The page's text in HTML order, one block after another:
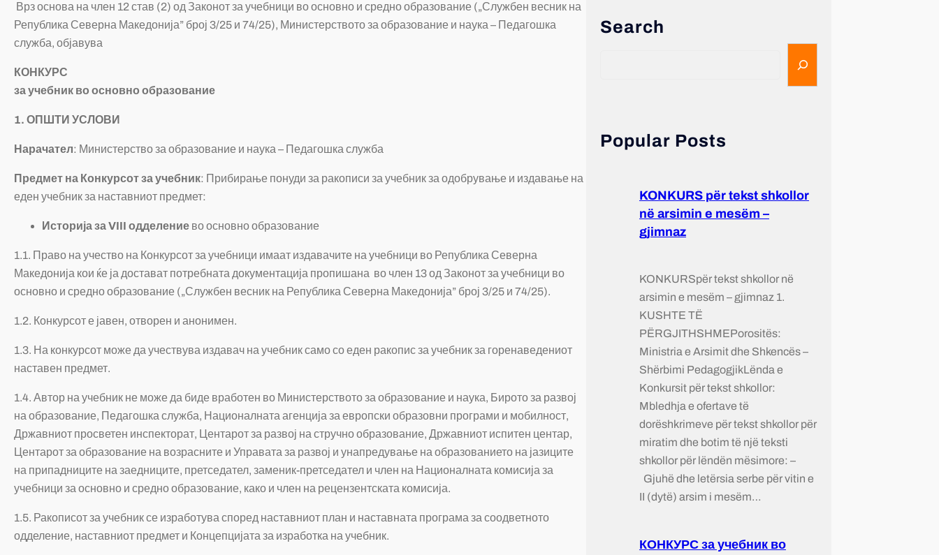
Врз основа на член 12 став (2) од Законот за учебници во основно и средно образование („Службен весник на
Република Северна Македонија” број 3/25 и 74/25), Министерството за образование и наука – Педагошка
служба, објавува
КОНКУРС
за учебник во основно образование
1. ОПШТИ УСЛОВИ
Нарачател: Министерство за образование и наука – Педагошка служба
Предмет на Конкурсот за учебник: Прибирање понуди за ракописи за учебник за одобрување и издавање на
еден учебник за наставниот предмет:
Историја заVIII одделение во основно образование
1.1. Право на учество на Конкурсот за учебници имаат издавачите на учебници во Република Северна
Македонија кои ќе ја достават потребната документација пропишана во член 13 од Законот за учебници во
основно и средно образование („Службен весник на Република Северна Македонија” број 3/25 и 74/25).
1.2. Конкурсот е јавен, отворен и анонимен.
1.3. На конкурсот може да учествува издавач на учебник само со еден ракопис за учебник за горенаведениот
наставен предмет.
1.4. Автор на учебник не може да биде вработен во Министерството за образование и наука, Бирото за развој
на образование, Педагошка служба, Националната агенција за европски образовни програми и мобилност,
Државниот просветен инспекторат, Центарот за развој на стручно образование, Државниот испитен центар,
Центарот за образование на возрасните и Управата за развој и унапредување на образованието на јазиците
на припадниците на заедниците, претседател, заменик-претседател и член на Националната комисија за
учебници за основно и средно образование, како и член на рецензентската комисија.
1.5. Ракописот за учебниксе изработува според наставниот план и наставната програма за соодветното
одделение, наставниот предмет и Концепцијата за изработка на учебник.
Search
Popular Posts
KONKURS për tekst shkollor
në arsimin e mesëm –
gjimnaz
KONKURSpër tekst shkollor në
arsimin e mesëm – gjimnaz 1.
KUSHTE TË
PËRGJITHSHMEPorositës:
Ministria e Arsimit dhe Shkencës –
Shërbimi PedagogjikLënda e
Konkursit për tekst shkollor:
Mbledhja e ofertave të
dorëshkrimeve për tekst shkollor për
miratim dhe botim të një teksti
shkollor për lëndën mësimore: –
Gjuhë dhe letërsia serbe për vitin e
II (dytë) arsim i mesëm…
КОНКУРС за учебник во